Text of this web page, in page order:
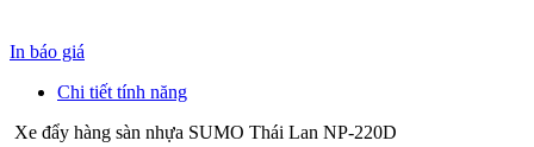
In báo giá
Chi tiết tính năng
Xe đẩy hàng sàn nhựa SUMO Thái Lan NP-220D